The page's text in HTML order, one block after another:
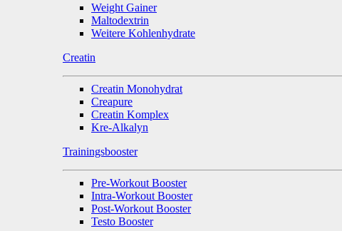
Weight Gainer
Maltodextrin
Weitere Kohlenhydrate
Creatin
Creatin Monohydrat
Creapure
Creatin Komplex
Kre-Alkalyn
Trainingsbooster
Pre-Workout Booster
Intra-Workout Booster
Post-Workout Booster
Testo Booster